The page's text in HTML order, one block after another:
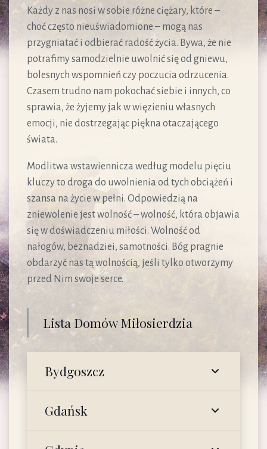
Każdy z nas nosi w sobie różne ciężary, które –
choć często nieuświadomione – mogą nas
przygniatać i odbierać radość życia. Bywa, że nie
potrafimy samodzielnie uwolnić się od gniewu,
bolesnych wspomnień czy poczucia odrzucenia.
Czasem trudno nam pokochać siebie i innych, co
sprawia, że żyjemy jak w więzieniu własnych
emocji, nie dostrzegając piękna otaczającego
świata.
Modlitwa wstawiennicza według modelu pięciu
kluczy to droga do uwolnienia od tych obciążeń i
szansa na życie w pełni. Odpowiedzią na
zniewolenie jest wolność – wolność, która objawia
się w doświadczeniu miłości. Wolność od
nałogów, beznadziei, samotności. Bóg pragnie
obdarzyć nas tą wolnością, jeśli tylko otworzymy
przed Nim swoje serce.
Lista Domów Miłosierdzia
Bydgoszcz
Gdańsk